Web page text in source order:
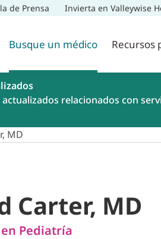
de Prensa Invierta en Valleywise
Busque un médico Recursos
relacionados con
MD
Carter, MD
Pediatría